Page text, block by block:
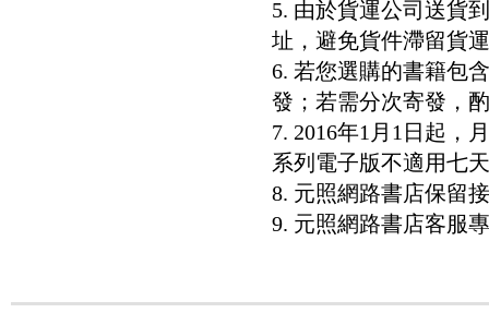
5. 由於貨運公司送貨
址，避免貨件滯留貨
6. 若您選購的書籍包
發；若需分次寄發，
7. 2016年1月1日起，
系列電子版不適用七
8. 元照網路書店保留
9. 元照網路書店客服